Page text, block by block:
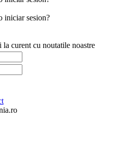
iniciar sesion?
la curent cu noutatile noastre